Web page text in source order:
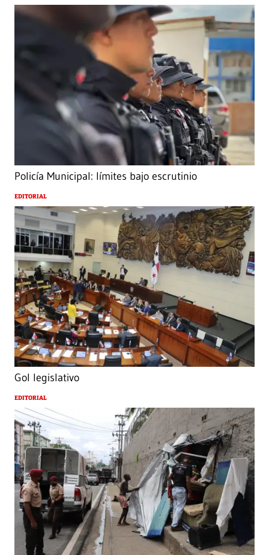
Policía Municipal: límites bajo escrutinio
EDITORIAL
Gol legislativo
EDITORIAL